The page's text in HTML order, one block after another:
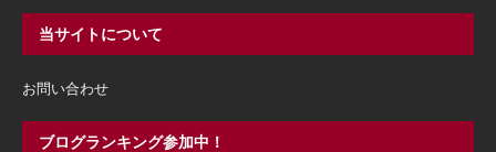
当サイトについて
お問い合わせ
ブログランキング参加中！